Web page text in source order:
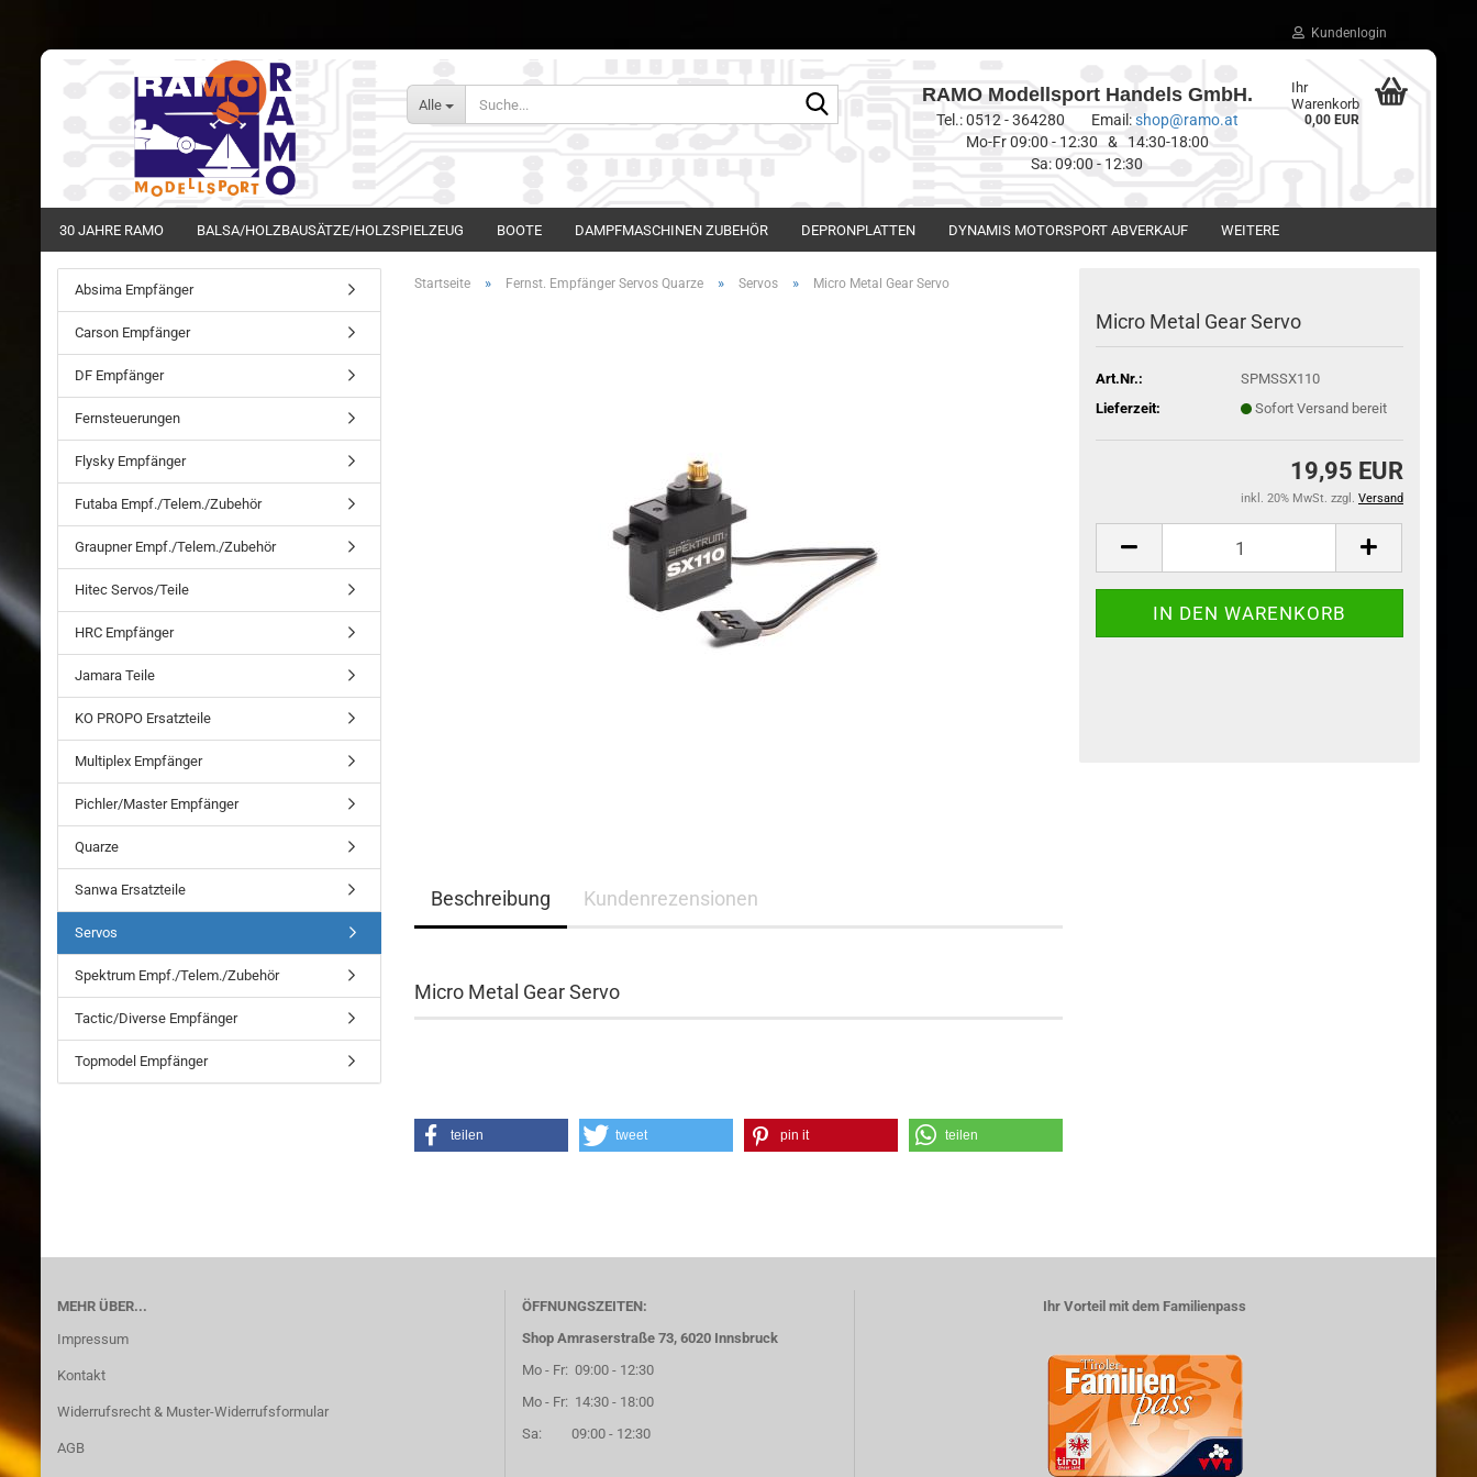
Kundenlogin
Alle RAMO Modellsport Handels GmbH.
Tel.: 0512 - 364280 Email:shop@ramo.at
Mo-Fr 09:00 - 12:30 & 14:30-18:00
Sa: 09:00 - 12:30
Ihr
Warenkorb
0,00 EUR
30 JAHRE RAMO BALSA/HOLZBAUSÄTZE/HOLZSPIELZEUG BOOTE DAMPFMASCHINEN ZUBEHÖR DEPRONPLATTEN DYNAMIS MOTORSPORT ABVERKAUF WEITERE
Startseite » Fernst. Empfänger Servos Quarze » Servos » Micro Metal Gear Servo
Micro Metal Gear Servo
Art.Nr.:
SPMSSX110
Lieferzeit:
Sofort Versand bereit
19,95 EUR
inkl. 20% MwSt. zzgl. Versand
Beschreibung Kundenrezensionen
Micro Metal Gear Servo
teilen tweet pin it teilen
Absima Empfänger
Carson Empfänger
DF Empfänger
Fernsteuerungen
Flysky Empfänger
Futaba Empf./Telem./Zubehör
Graupner Empf./Telem./Zubehör
Hitec Servos/Teile
HRC Empfänger
Jamara Teile
KO PROPO Ersatzteile
Multiplex Empfänger
Pichler/Master Empfänger
Quarze
Sanwa Ersatzteile
Servos
Spektrum Empf./Telem./Zubehör
Tactic/Diverse Empfänger
Topmodel Empfänger
MEHR ÜBER...
Impressum
Kontakt
Widerrufsrecht & Muster-Widerrufsformular
AGB
ÖFFNUNGSZEITEN:
Shop Amraserstraße 73, 6020 Innsbruck
Mo - Fr: 09:00 - 12:30
Mo - Fr: 14:30 - 18:00
Sa: 09:00 - 12:30
Ihr Vorteil mit dem Familienpass